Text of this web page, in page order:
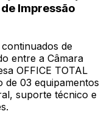
Impressão
de
entre a Câmara
OFFICE TOTAL
03 equipamentos
suporte técnico e